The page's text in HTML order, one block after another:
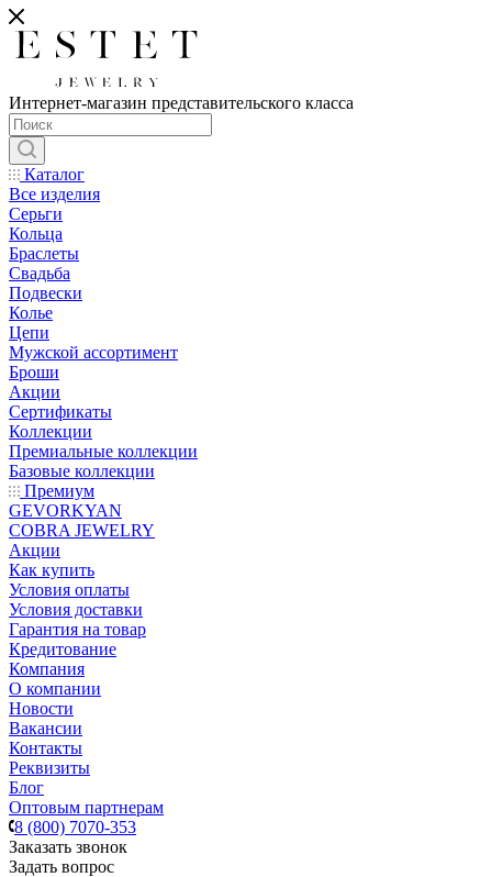
Интернет-магазин представительского класса
Каталог
Все изделия
Серьги
Кольца
Браслеты
Свадьба
Подвески
Колье
Цепи
Мужской ассортимент
Броши
Акции
Сертификаты
Коллекции
Премиальные коллекции
Базовые коллекции
Премиум
GEVORKYAN
COBRA JEWELRY
Акции
Как купить
Условия оплаты
Условия доставки
Гарантия на товар
Кредитование
Компания
О компании
Новости
Вакансии
Контакты
Реквизиты
Блог
Оптовым партнерам
8 (800) 7070-353
Заказать звонок
Задать вопрос